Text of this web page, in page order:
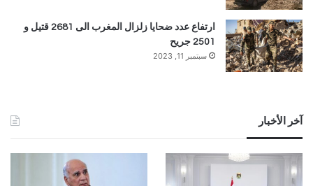
ارتفاع عدد ضحايا زلزال المغرب الى 2681 قتيل و
2501 جريح
سبتمبر 11, 2023
آخر الأخبار